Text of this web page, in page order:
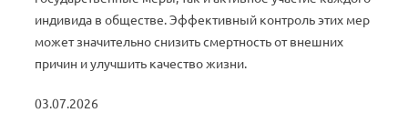
индивида в обществе. Эффективный контроль этих мер
может значительно снизить смертность от внешних
причин и улучшить качество жизни.
03.07.2026